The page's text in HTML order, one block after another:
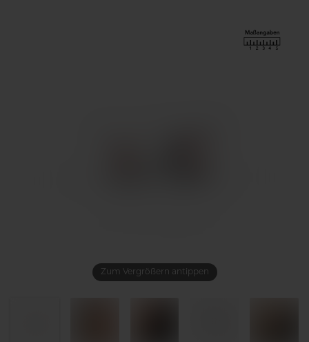
Zum Vergrößern antippen